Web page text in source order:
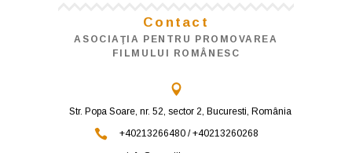
Contact
ASOCIAŢIA PENTRU PROMOVAREA
FILMULUI ROMÂNESC
Str. Popa Soare, nr. 52, sector 2, Bucuresti, România
+40213266480 / +40213260268